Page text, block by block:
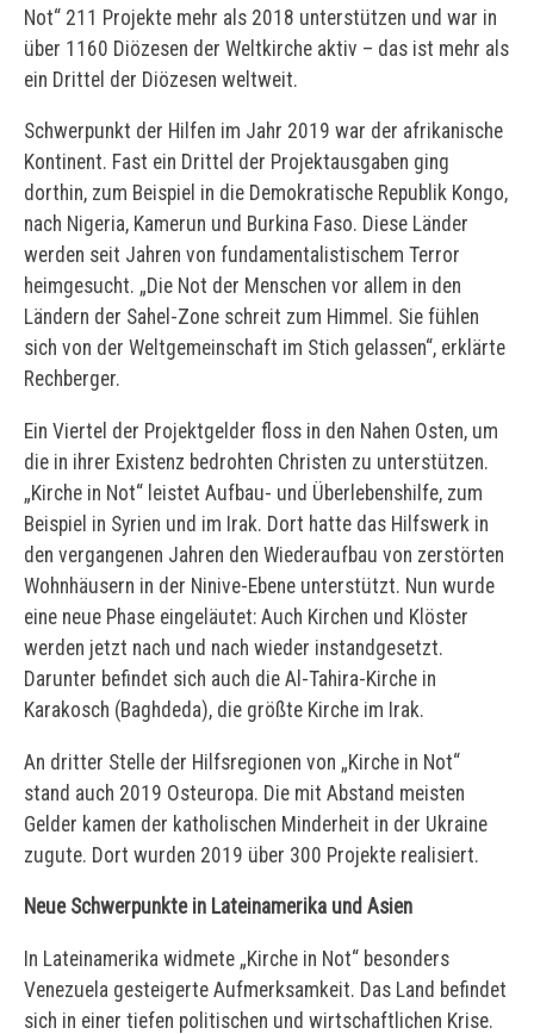
Not“ 211 Projekte mehr als 2018 unterstützen und war in
über 1160 Diözesen der Weltkirche aktiv – das ist mehr als
ein Drittel der Diözesen weltweit.
Schwerpunkt der Hilfen im Jahr 2019 war der afrikanische
Kontinent. Fast ein Drittel der Projektausgaben ging
dorthin, zum Beispiel in die Demokratische Republik Kongo,
nach Nigeria, Kamerun und Burkina Faso. Diese Länder
werden seit Jahren von fundamentalistischem Terror
heimgesucht. „Die Not der Menschen vor allem in den
Ländern der Sahel-Zone schreit zum Himmel. Sie fühlen
sich von der Weltgemeinschaft im Stich gelassen“, erklärte
Rechberger.
Ein Viertel der Projektgelder floss in den Nahen Osten, um
die in ihrer Existenz bedrohten Christen zu unterstützen.
„Kirche in Not“ leistet Aufbau- und Überlebenshilfe, zum
Beispiel in Syrien und im Irak. Dort hatte das Hilfswerk in
den vergangenen Jahren den Wiederaufbau von zerstörten
Wohnhäusern in der Ninive-Ebene unterstützt. Nun wurde
eine neue Phase eingeläutet: Auch Kirchen und Klöster
werden jetzt nach und nach wieder instandgesetzt.
Darunter befindet sich auch die Al-Tahira-Kirche in
Karakosch (Baghdeda), die größte Kirche im Irak.
An dritter Stelle der Hilfsregionen von „Kirche in Not“
stand auch 2019 Osteuropa. Die mit Abstand meisten
Gelder kamen der katholischen Minderheit in der Ukraine
zugute. Dort wurden 2019 über 300 Projekte realisiert.
Neue Schwerpunkte in Lateinamerika und Asien
In Lateinamerika widmete „Kirche in Not“ besonders
Venezuela gesteigerte Aufmerksamkeit. Das Land befindet
sich in einer tiefen politischen und wirtschaftlichen Krise.